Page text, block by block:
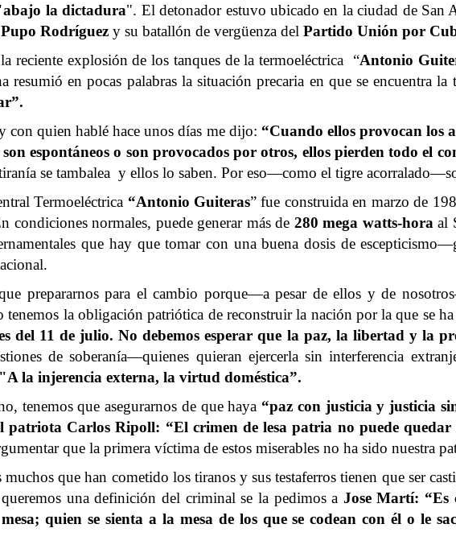
la dictadura". El detonador estuvo ubicado en la ciudad de San
Rodríguez y su batallón de vergüenza del Partido Unión por
reciente explosión de los tanques de la termoeléctrica “Antonio
resumió en pocas palabras la situación precaria en que se encuentra
quien hablé hace unos días me dijo: “Cuando ellos provocan los
espontáneos o son provocados por otros, ellos pierden todo el
se tambalea y ellos lo saben. Por eso—como el tigre
Termoeléctrica “Antonio Guiteras” fue construida en marzo de
condiciones normales, puede generar más de 280 mega watts-hora al
que hay que tomar con una buena dosis de
prepararnos para el cambio porque—a pesar de ellos y de
la obligación patriótica de reconstruir la nación por la que se ha
del 11 de julio. No debemos esperar que la paz, la libertad y la
de soberanía—quienes quieran ejercerla sin interferencia
la injerencia externa, la virtud doméstica”.
tenemos que asegurarnos de que haya “paz con justicia y justicia
patriota Carlos Ripoll: “El crimen de lesa patria no puede
que la primera víctima de estos miserables no ha sido nuestra
que han cometido los tiranos y sus testaferros tienen que ser
una definición del criminal se la pedimos a Jose Martí:
quien se sienta a la mesa de los que se codean con él o le